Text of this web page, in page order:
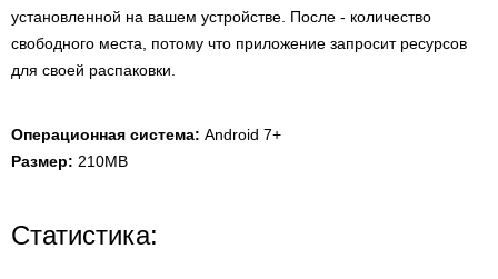
установленной на вашем устройстве. После - количество
свободного места, потому что приложение запросит ресурсов
для своей распаковки.
Операционная система: Android 7+
Размер: 210MB
Статистика: